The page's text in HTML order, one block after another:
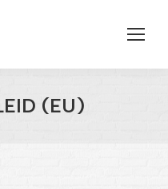
(EU)